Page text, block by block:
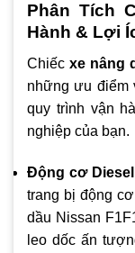
Phân Tích
Hành & Lợi
Chiếc xe nâng
những ưu điểm
quy trình vận
nghiệp của bạn.
Động cơ Diesel
trang bị động
dầu Nissan
leo dốc ấn